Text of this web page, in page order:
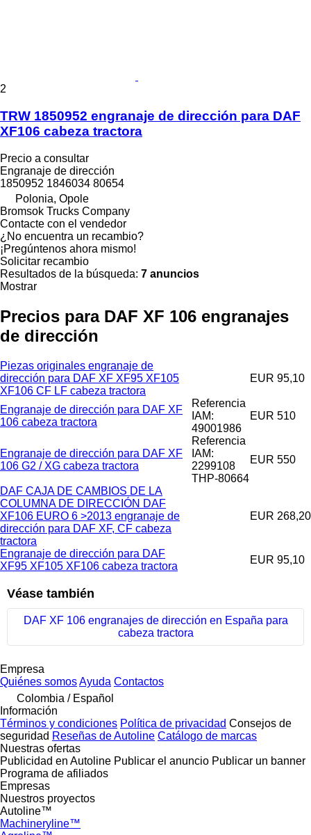
2
TRW 1850952 engranaje de dirección para DAF
XF106 cabeza tractora
Precio a consultar
Engranaje de dirección
1850952 1846034 80654
Polonia, Opole
Bromsok Trucks Company
Contacte con el vendedor
¿No encuentra un recambio?
¡Pregúntenos ahora mismo!
Solicitar recambio
Resultados de la búsqueda: 7 anuncios
Mostrar
Precios para DAF XF 106 engranajes
de dirección
Piezas originales engranaje de
dirección para DAF XF XF95 XF105
XF106 CF LF cabeza tractora
EUR 95,10
Engranaje de dirección para DAF XF
106 cabeza tractora
Referencia
IAM:
49001986
EUR 510
Engranaje de dirección para DAF XF
106 G2 / XG cabeza tractora
Referencia
IAM:
2299108
THP-80664
EUR 550
DAF CAJA DE CAMBIOS DE LA
COLUMNA DE DIRECCIÓN DAF
XF106 EURO 6 >2013 engranaje de
dirección para DAF XF, CF cabeza
tractora
EUR 268,20
Engranaje de dirección para DAF
XF95 XF105 XF106 cabeza tractora
EUR 95,10
Véase también
DAF XF 106 engranajes de dirección en España para
cabeza tractora
Empresa
Quiénes somosAyuda Contactos
Colombia / Español
Información
Términos y condiciones Política de privacidad Consejos de
seguridad Reseñas de Autoline Catálogo de marcas
Nuestras ofertas
Publicidad en Autoline Publicar el anuncio Publicar un banner
Programa de afiliados
Empresas
Nuestros proyectos
Autoline™
Machineryline™